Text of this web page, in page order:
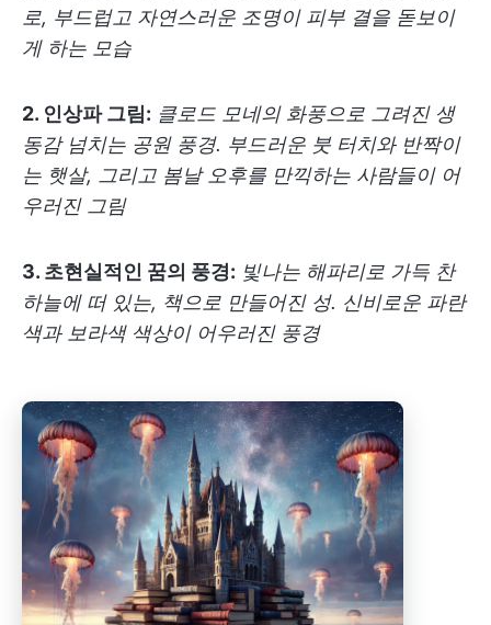
로, 부드럽고 자연스러운 조명이 피부 결을 돋보이
게 하는 모습
2. 인상파 그림: 클로드 모네의 화풍으로 그려진 생
동감 넘치는 공원 풍경. 부드러운 붓 터치와 반짝이
는 햇살, 그리고 봄날 오후를 만끽하는 사람들이 어
우러진 그림
3. 초현실적인 꿈의 풍경: 빛나는 해파리로 가득 찬
하늘에 떠 있는, 책으로 만들어진 성. 신비로운 파란
색과 보라색 색상이 어우러진 풍경